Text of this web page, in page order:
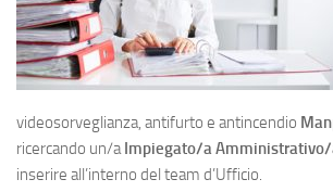
videosorveglianza, antifurto e antincendio
ricercando un/aImpiegato/a
inserire all’interno del team d’Ufficio.